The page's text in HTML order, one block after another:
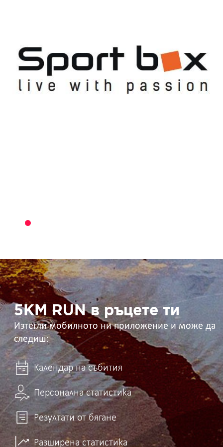
5KM
RUN
в
ръцете
ти 5KM RUN в ръцете ти
Изтегли мобилното ни приложение и може да
следиш:
Календар на събития
Персонална статистика
Резултати от бягане
Разширена статистика